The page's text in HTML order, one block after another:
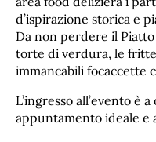
d’ispirazione storica e
Da non perdere il
torte di verdura, le
immancabili focaccette
​L’ingresso all’evento è
appuntamento ideale e